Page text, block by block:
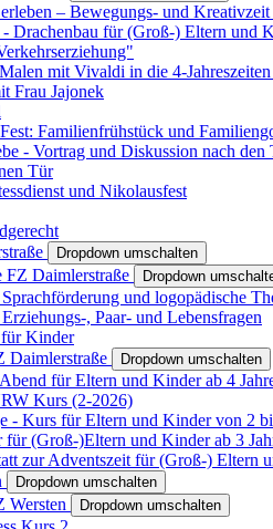
– Bewegungs- und
Drachenbau für (Groß-) Eltern und
mit Vivaldi in die 4-
Frau Jajonek
Familienfrühstück und
- Vortrag und Diskussion nach den
Tür
und Nikolausfest
Dropdown umschalten
FZ Daimlerstraße Dropdown
und logopädische
, Paar- und Lebensfragen
für Kinder
Daimlerstraße
Dropdown umschalten
für Eltern und Kinder ab 4
Kurs (2-2026)
- Kurs für Eltern und Kinder von 2
für (Groß-)Eltern und Kinder ab 3
zur Adventszeit für (Groß-) Eltern
Dropdown umschalten
Wersten Dropdown umschalten